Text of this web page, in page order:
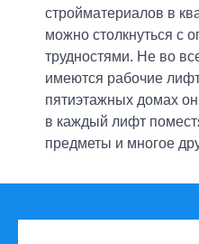
стройматериалов в
можно столкнуться с
трудностями. Не во
имеются рабочие
пятиэтажных домах
в каждый лифт
предметы и многое